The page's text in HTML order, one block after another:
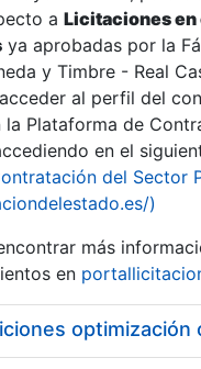
a Licitaciones en
ya aprobadas por la
y Timbre - Real
al perfil del
la Plataforma de
en el
del Sector
)
más
en